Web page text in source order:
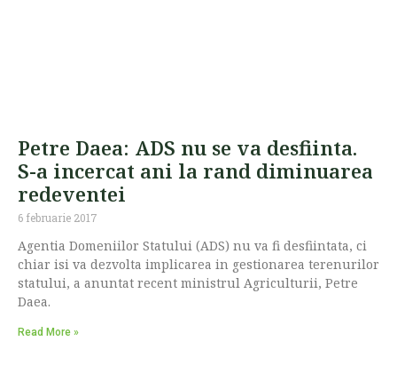
Petre Daea: ADS nu se va desfiinta.
S-a incercat ani la rand diminuarea
redeventei
6 februarie 2017
Agentia Domeniilor Statului (ADS) nu va fi desfiintata, ci
chiar isi va dezvolta implicarea in gestionarea terenurilor
statului, a anuntat recent ministrul Agriculturii, Petre
Daea.
Read More »